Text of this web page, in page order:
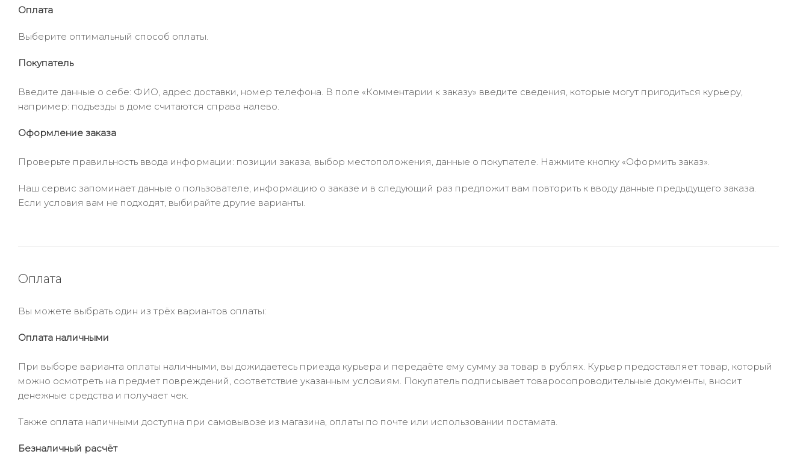
Оплата
Выберите оптимальный способ оплаты.
Покупатель
Введите данные о себе: ФИО, адрес доставки, номер телефона. В поле «Комментарии к заказу» введите сведения, которые могут пригодиться курьеру,
например: подъезды в доме считаются справа налево.
Оформление заказа
Проверьте правильность ввода информации: позиции заказа, выбор местоположения, данные о покупателе. Нажмите кнопку «Оформить заказ».
Наш сервис запоминает данные о пользователе, информацию о заказе и в следующий раз предложит вам повторить к вводу данные предыдущего заказа.
Если условия вам не подходят, выбирайте другие варианты.
Оплата
Вы можете выбрать один из трёх вариантов оплаты:
Оплата наличными
При выборе варианта оплаты наличными, вы дожидаетесь приезда курьера и передаёте ему сумму за товар в рублях. Курьер предоставляет товар, который
можно осмотреть на предмет повреждений, соответствие указанным условиям. Покупатель подписывает товаросопроводительные документы, вносит
денежные средства и получает чек.
Также оплата наличными доступна при самовывозе из магазина, оплаты по почте или использовании постамата.
Безналичный расчёт